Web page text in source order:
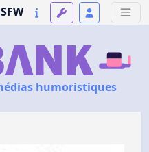
humoristiques